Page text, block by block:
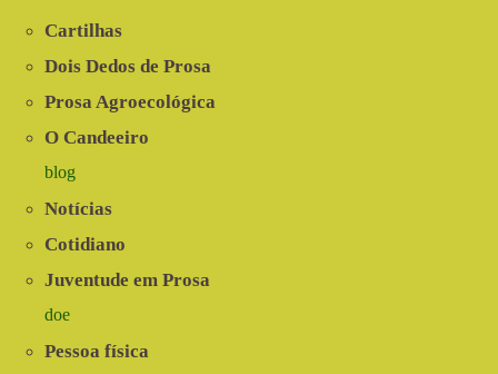
Cartilhas
Dois Dedos de Prosa
Prosa Agroecológica
O Candeeiro
blog
Notícias
Cotidiano
Juventude em Prosa
doe
Pessoa física